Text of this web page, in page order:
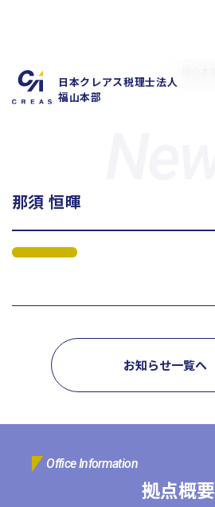
日本クレアス税理士法人
福山本部
お客様の声
コーポレートサイトTOPへ
お問い合わせフォーム
那須 恒暉
お知らせ一覧へ
Office Information
拠点概要